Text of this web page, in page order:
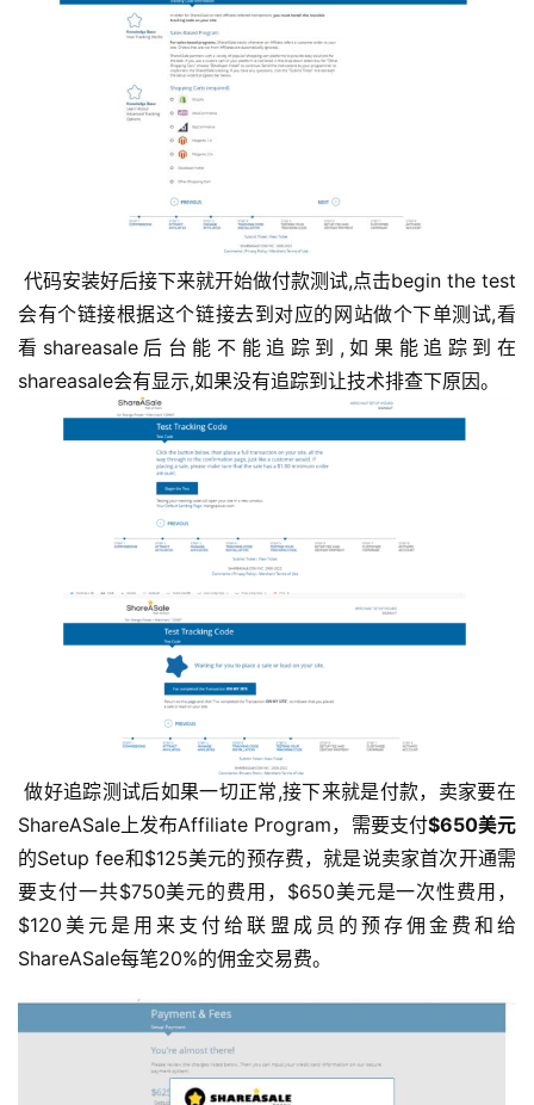
会有个链接根据这个链接去到对应的网站做个下单测试,看
看shareasale后台能不能追踪到,如果能追踪到在
shareasale会有显示,如果没有追踪到让技术排查下原因。
做好追踪测试后如果一切正常,接下来就是付款，卖家要在
ShareASale上发布Affiliate Program，需要支付$650美元
的Setup fee和$125美元的预存费，就是说卖家首次开通需
要支付一共$750美元的费用，$650美元是一次性费用，
$120美元是用来支付给联盟成员的预存佣金费和给
ShareASale每笔20%的佣金交易费。